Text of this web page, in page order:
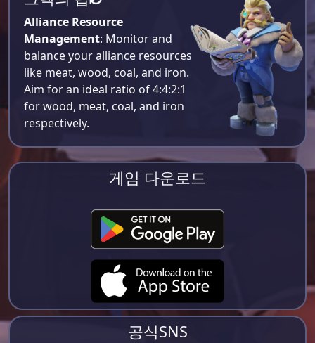
Alliance Resource
Management: Monitor and
balance your alliance resources
like meat, wood, coal, and iron.
Aim for an ideal ratio of 4:4:2:1
for wood, meat, coal, and iron
respectively​.
게임 다운로드
공식SNS